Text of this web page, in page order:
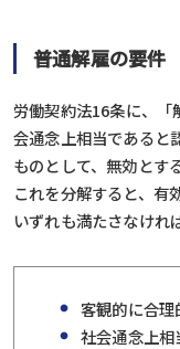
普通解雇の要件
労働契約法16条に、「
会通念上相当であると
ものとして、無効とす
これを分解すると、有
いずれも満たさなけれ
客観的に合
社会通念上相